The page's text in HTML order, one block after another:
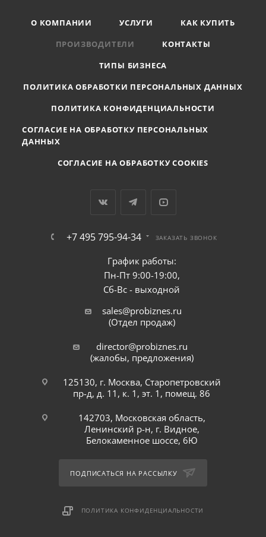
О КОМПАНИИ УСЛУГИ
КАК КУПИТЬ
ПРОИЗВОДИТЕЛИ
КОНТАКТЫ
ТИПЫ БИЗНЕСА
ПОЛИТИКА ОБРАБОТКИ ПЕРСОНАЛЬНЫХ ДАННЫХ
ПОЛИТИКА КОНФИДЕНЦИАЛЬНОСТИ
СОГЛАСИЕ НА ОБРАБОТКУ ПЕРСОНАЛЬНЫХ
ДАННЫХ
СОГЛАСИЕ НА ОБРАБОТКУ COOKIES
+7 495 795-94-34 ЗАКАЗАТЬ ЗВОНОК
График работы:
Пн-Пт 9:00-19:00,
Сб-Вс - выходной
sales@probiznes.ru
(Отдел продаж)
director@probiznes.ru
(жалобы, предложения)
125130, г. Москва, Старопетровский
пр-д, д. 11, к. 1, эт. 1, помещ. 86
142703, Московская область,
Ленинский р-н, г. Видное,
Белокаменное шоссе, 6Ю
ПОДПИСАТЬСЯ НА РАССЫЛКУ
ПОЛИТИКА КОНФИДЕНЦИАЛЬНОСТИ